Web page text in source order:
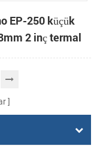
EP-250 küçük
2 inç termal
termal yazıcı